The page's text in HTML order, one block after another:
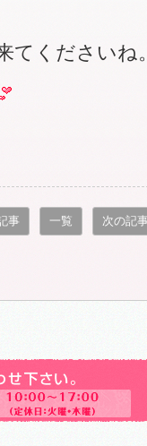
てくださいね
事 一覧 次の記